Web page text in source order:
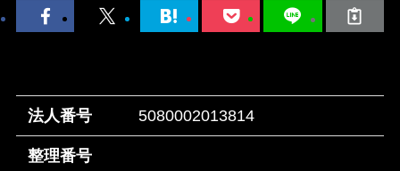
法人番号 5080002013814
整理番号